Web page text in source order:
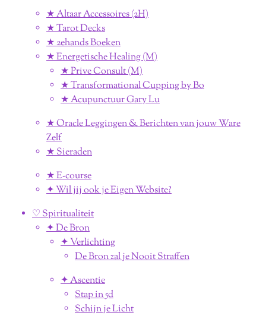
★ Altaar Accessoires (2H)
★ Tarot Decks
★ 2ehands Boeken
★ Energetische Healing (M)
★ Prive Consult (M)
★ Transformational Cupping by Bo
★ Acupunctuur Gary Lu
★ Oracle Leggingen & Berichten van jouw Ware
Zelf
★ Sieraden
★ E-course
✦ Wil jij ook je Eigen Website?
♡ Spiritualiteit
✦ De Bron
✦ Verlichting
De Bron zal je Nooit Straffen
✦ Ascentie
Stap in 5d
Schijn je Licht